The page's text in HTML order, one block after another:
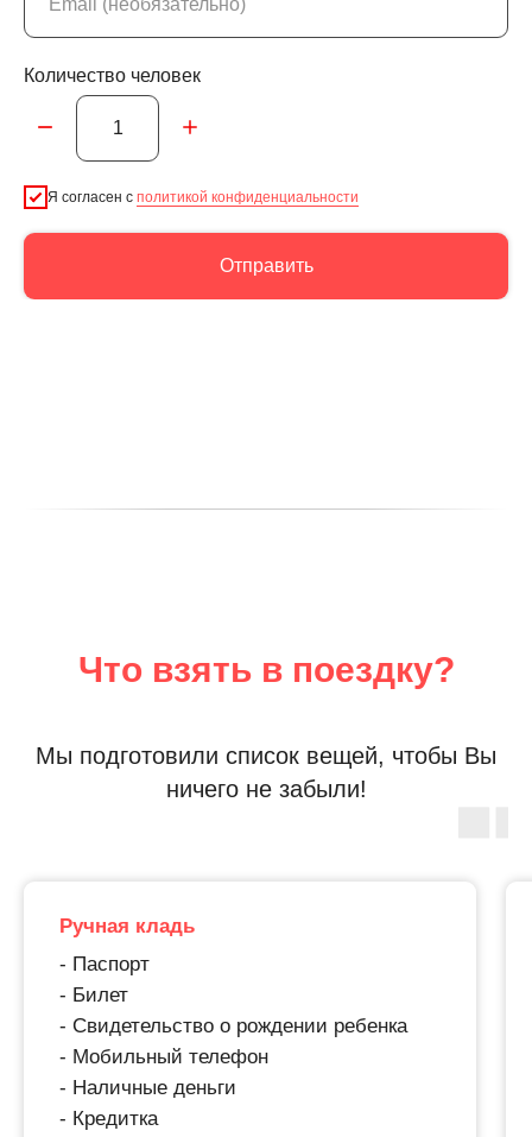
Количество человек
Я согласен с политикой конфиденциальности
Отправить
Что взять в поездку?
Мы подготовили список вещей, чтобы Вы
ничего не забыли!
Ручная кладь
- Паспорт
- Билет
- Свидетельство о рождении ребенка
- Мобильный телефон
- Наличные деньги
- Кредитка